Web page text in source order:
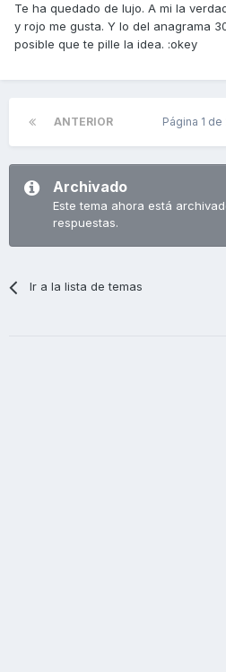
Te ha quedado de lujo. A mi la
y rojo me gusta. Y lo del anagrama
posible que te pille la idea. :okey
ANTERIOR Página 1 de
Archivado
Este tema ahora está
respuestas.
Ir a la lista de temas